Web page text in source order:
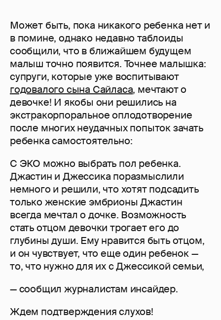
Может быть, пока никакого ребенка нет и
в помине, однако недавно таблоиды
сообщили, что в ближайшем будущем
малыш точно появится. Точнее малышка:
супруги, которые уже воспитывают
годовалого сына Сайласа, мечтают о
девочке! И якобы они решились на
экстракорпоральное оплодотворение
после многих неудачных попыток зачать
ребенка самостоятельно:
С ЭКО можно выбрать пол ребенка.
Джастин и Джессика поразмыслили
немного и решили, что хотят подсадить
только женские эмбрионы Джастин
всегда мечтал о дочке. Возможность
стать отцом девочки трогает его до
глубины души. Ему нравится быть отцом,
и он чувствует, что еще один ребенок —
то, что нужно для их с Джессикой семьи,
— сообщил журналистам инсайдер.
Ждем подтверждения слухов!